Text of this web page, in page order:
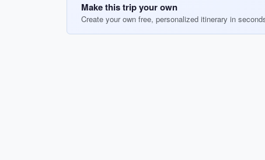
Make this trip your own
Create your own free, personalized itinerary in